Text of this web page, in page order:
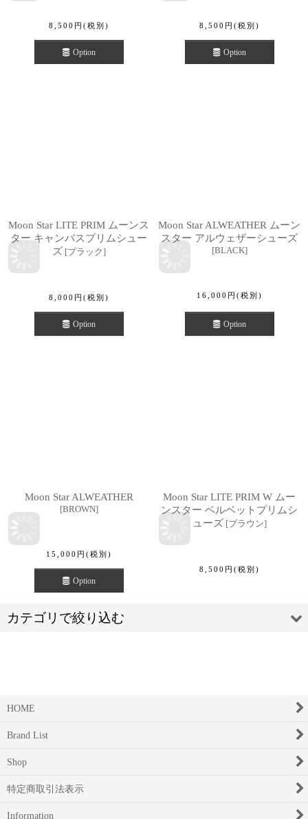
8,500 円 (税別)
Option
8,500 円 (税別)
Option
Moon Star LITE PRIM ムーンス
ター キャンバスプリムシュー
ズ [ブラック]
8,000 円 (税別)
Option
Moon Star ALWEATHER ムーン
スター アルウェザーシューズ
[BLACK]
16,000 円 (税別)
Option
Moon Star ALWEATHER
[BROWN]
15,000 円 (税別)
Option
Moon Star LITE PRIM W ムー
ンスター ベルベットプリムシ
ューズ [ブラウン]
8,500 円 (税別)
カテゴリで絞り込む
SHOES LIKE POTTERY 【シューズライクポタリー】 (全商品)
SHOES LIKE POTTERY 【シューズライクポタリー】
Moon Star
HOME
Brand List
Shop
特定商取引法表示
Information